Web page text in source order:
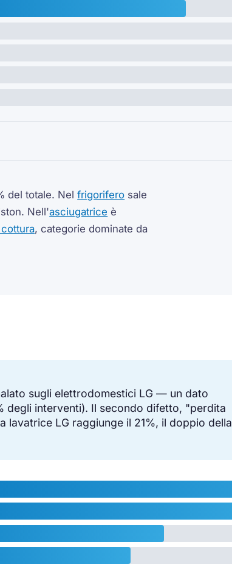
del totale. Nelfrigorifero sale
Nell'asciugatrice è
, categorie dominate da
sugli elettrodomestici LG — un dato
interventi). Il secondo difetto, "perdita
lavatrice LG raggiunge il 21%, il doppio della